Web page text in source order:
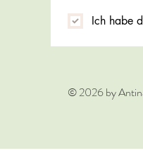
Ich habe
© 2026 by